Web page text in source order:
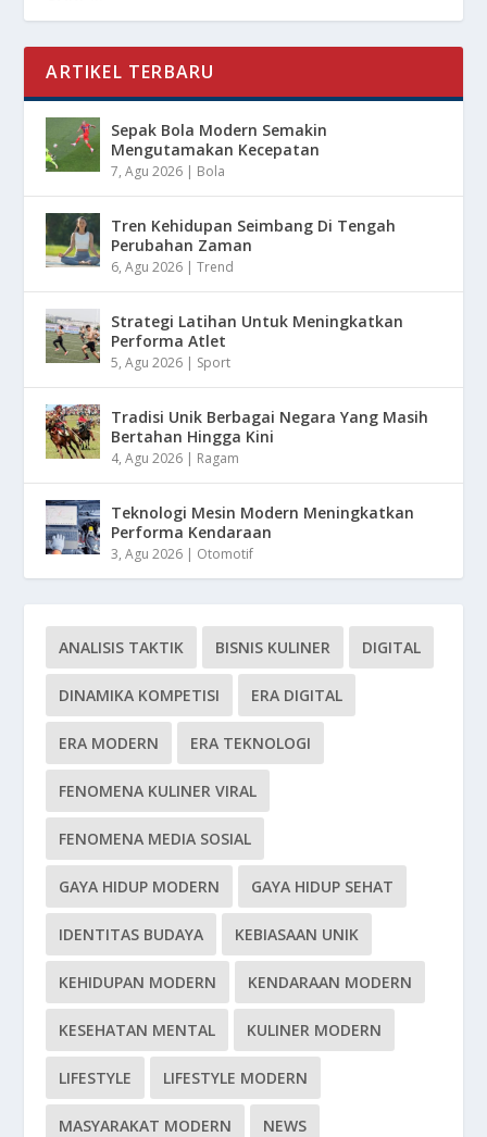
ARTIKEL TERBARU
Sepak Bola Modern Semakin
Mengutamakan Kecepatan
7, Agu 2026 | Bola
Tren Kehidupan Seimbang Di Tengah
Perubahan Zaman
6, Agu 2026 |Trend
Strategi Latihan Untuk Meningkatkan
Performa Atlet
5, Agu 2026 | Sport
Tradisi Unik Berbagai Negara Yang Masih
Bertahan Hingga Kini
4, Agu 2026 | Ragam
Teknologi Mesin Modern Meningkatkan
Performa Kendaraan
3, Agu 2026 | Otomotif
ANALISIS TAKTIK BISNIS KULINER DIGITAL
DINAMIKA KOMPETISI ERA DIGITAL
ERA MODERN ERA TEKNOLOGI
FENOMENA KULINER VIRAL
FENOMENA MEDIA SOSIAL
GAYA HIDUP MODERN GAYA HIDUP SEHAT
IDENTITAS BUDAYA KEBIASAAN UNIK
KEHIDUPAN MODERN KENDARAAN MODERN
KESEHATAN MENTAL KULINER MODERN
LIFESTYLE LIFESTYLE MODERN
MASYARAKAT MODERN NEWS